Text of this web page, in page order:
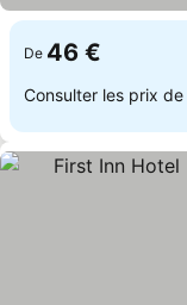
De 46 €
Consulter les prix de